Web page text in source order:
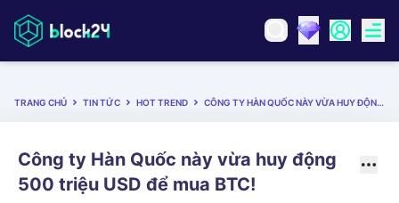
TRANG CHỦ TIN TỨC HOT TREND CÔNG TY HÀN QUỐC NÀY VỪA HUY ĐỘNG 500 TRIỆU USD ĐỂ MUA BTC!
Công ty Hàn Quốc này vừa huy động
500 triệu USD để mua BTC!